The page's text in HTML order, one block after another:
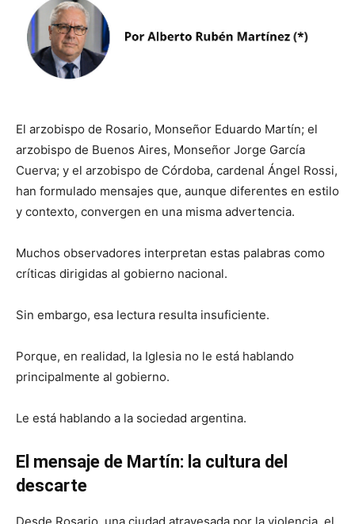
El arzobispo de Rosario, Monseñor Eduardo Martín; el
arzobispo de Buenos Aires, Monseñor Jorge García
Cuerva; y el arzobispo de Córdoba, cardenal Ángel Rossi,
han formulado mensajes que, aunque diferentes en estilo
y contexto, convergen en una misma advertencia.
Muchos observadores interpretan estas palabras como
críticas dirigidas al gobierno nacional.
Sin embargo, esa lectura resulta insuficiente.
Porque, en realidad, la Iglesia no le está hablando
principalmente al gobierno.
Le está hablando a la sociedad argentina.
El mensaje de Martín: la cultura del
descarte